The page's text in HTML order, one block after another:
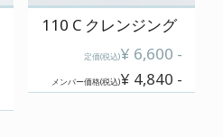
110 C クレンジング
定価(税込)¥ 6,600 -
メンバー価格(税込)¥ 4,840 -